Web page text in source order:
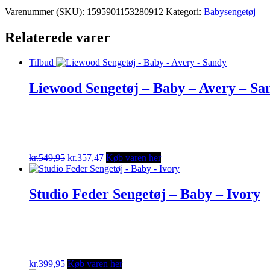
Varenummer (SKU): 1595901153280912 Kategori: Babysengetøj
Relaterede varer
Tilbud
Liewood Sengetøj – Baby – Avery –
kr.549,95 Original
price
kr.549,95.
kr.357,47Current
price
kr.357,47.
Køb varen her
Studio Feder Sengetøj – Baby – Ivory
kr.399,95 Køb varen her